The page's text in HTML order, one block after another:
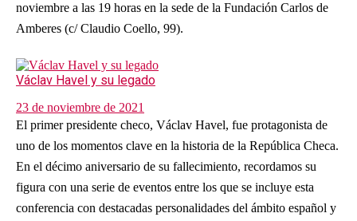
noviembre a las 19 horas en la sede de la Fundación Carlos de
Amberes (c/ Claudio Coello, 99).
Václav Havel y su legado
23 de noviembre de 2021
El primer presidente checo, Václav Havel, fue protagonista de
uno de los momentos clave en la historia de la República Checa.
En el décimo aniversario de su fallecimiento, recordamos su
figura con una serie de eventos entre los que se incluye esta
conferencia con destacadas personalidades del ámbito español y